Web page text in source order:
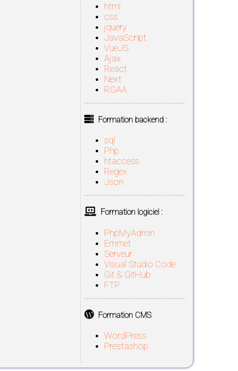
html
css
jquery
JavaScript
VueJS
Ajax
React
Next
RGAA
Formation backend :
sql
Php
htaccess
Regex
Json
Formation logiciel :
PhpMyAdmin
Emmet
Serveur
Visual Studio Code
Git & GitHub
FTP
Formation CMS
WordPress
Prestashop